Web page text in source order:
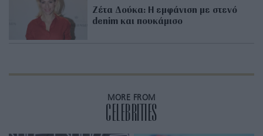
Ζέτα Δούκα: Η εμφάνιση με στενό
denim και πουκάμισο
MORE FROM
CELEBRITIES